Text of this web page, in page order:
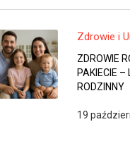
Zdrowie i
ZDROWIE
PAKIECIE –
RODZINNY
19